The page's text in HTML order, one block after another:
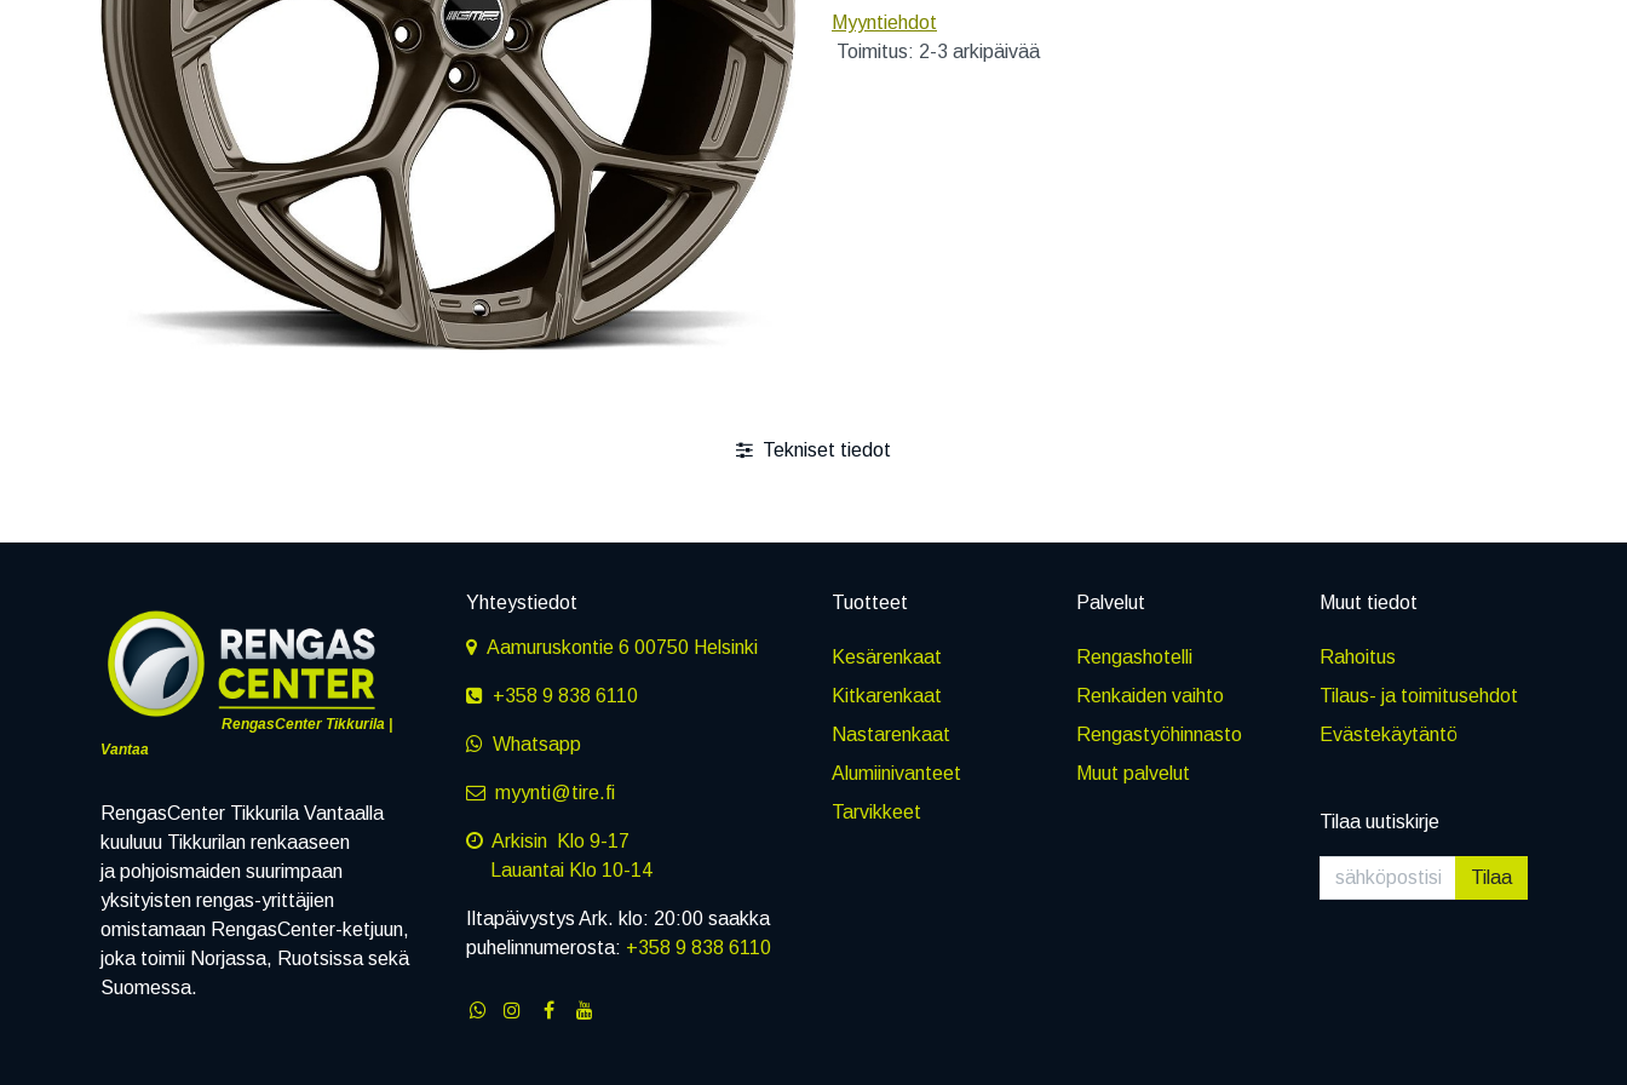
Myyntiehdot
Toimitus: 2-3 arkipäivää
Tekniset tiedot
RengasCenter Tikkurila |
Vantaa
RengasCenter Tikkurila Vantaalla
kuuluuu Tikkurilan renkaaseen
ja pohjoismaiden suurimpaan
yksityisten rengas-yrittäjien
omistamaan RengasCenter-ketjuun,
joka toimii Norjassa, Ruotsissa sekä
Suomessa.
Yhteystiedot
Aamuruskontie 6 00750 Helsinki
+358 9 838 6110
Whatsapp
myynti@tire.fi
Arkisin Klo 9-17
Lauantai Klo 10-14
Iltapäivystys Ark. klo: 20:00 saakka
puhelinnumerosta: +358 9 838 6110
Tuotteet
Kesärenkaat
Kitkarenkaat
Nastarenkaat
Alumiinivanteet
Tarvikkeet
Palvelut
Rengashotelli
Renkaiden vaihto
Rengastyöhinnasto
Muut palvelut
Muut tiedot
Rahoitus
Tilaus- ja toimitusehdot
Evästekäytäntö
Tilaa uutiskirje
Tilaa